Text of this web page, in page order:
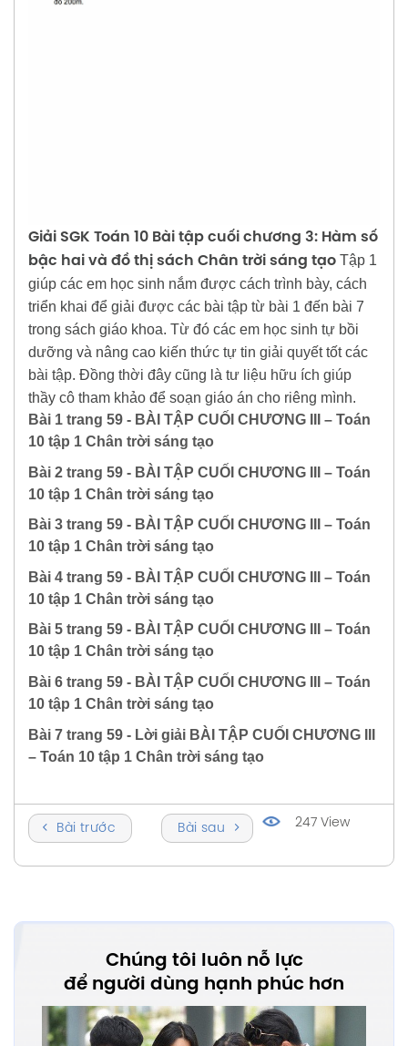
Giải SGK Toán 10 Bài tập cuối chương 3: Hàm số
bậc hai và đồ thị sách Chân trời sáng tạo Tập 1
giúp các em học sinh nắm được cách trình bày, cách
triển khai để giải được các bài tập từ bài 1 đến bài 7
trong sách giáo khoa. Từ đó các em học sinh tự bồi
dưỡng và nâng cao kiến thức tự tin giải quyết tốt các
bài tập. Đồng thời đây cũng là tư liệu hữu ích giúp
thầy cô tham khảo để soạn giáo án cho riêng mình.
Bài 1 trang 59 - BÀI TẬP CUỐI CHƯƠNG III – Toán
10 tập 1 Chân trời sáng tạo
Bài 2 trang 59 - BÀI TẬP CUỐI CHƯƠNG III – Toán
10 tập 1 Chân trời sáng tạo
Bài 3 trang 59 - BÀI TẬP CUỐI CHƯƠNG III – Toán
10 tập 1 Chân trời sáng tạo
Bài 4 trang 59 - BÀI TẬP CUỐI CHƯƠNG III – Toán
10 tập 1 Chân trời sáng tạo
Bài 5 trang 59 - BÀI TẬP CUỐI CHƯƠNG III – Toán
10 tập 1 Chân trời sáng tạo
Bài 6 trang 59 - BÀI TẬP CUỐI CHƯƠNG III – Toán
10 tập 1 Chân trời sáng tạo
Bài 7 trang 59 - Lời giải BÀI TẬP CUỐI CHƯƠNG III
– Toán 10 tập 1 Chân trời sáng tạo
Bài trước Bài sau 247 View
Chúng tôi luôn nỗ lực
để người dùng hạnh phúc hơn